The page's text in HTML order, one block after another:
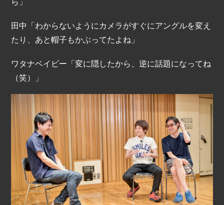
田中「わからないようにカメラがすぐにアングルを変え
たり、あと帽子もかぶってたよね」
ワタナベイビー「変に隠したから、逆に話題になってね
（笑）」